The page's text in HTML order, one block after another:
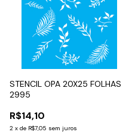
STENCIL OPA 20X25 FOLHAS
2995
R$14,10
2 x de R$7,05 sem juros